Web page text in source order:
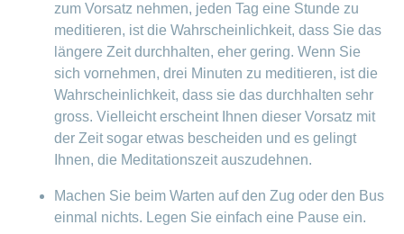
zum Vorsatz nehmen, jeden Tag eine Stunde zu
meditieren, ist die Wahrscheinlichkeit, dass Sie das
längere Zeit durchhalten, eher gering. Wenn Sie
sich vornehmen, drei Minuten zu meditieren, ist die
Wahrscheinlichkeit, dass sie das durchhalten sehr
gross. Vielleicht erscheint Ihnen dieser Vorsatz mit
der Zeit sogar etwas bescheiden und es gelingt
Ihnen, die Meditationszeit auszudehnen.
Machen Sie beim Warten auf den Zug oder den Bus
einmal nichts. Legen Sie einfach eine Pause ein.